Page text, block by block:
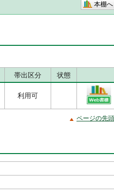
本棚へ
帯出区分 状態
利用可
ページの先